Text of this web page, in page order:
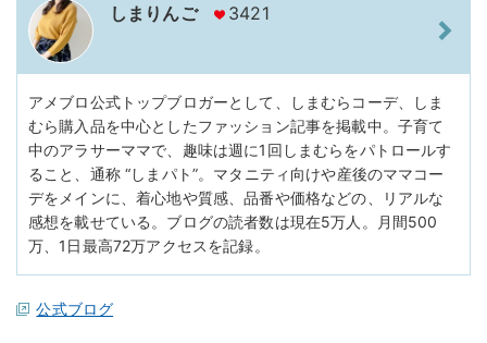
しまりんご 3421
アメブロ公式トップブロガーとして、しまむらコーデ、しま
むら購入品を中心としたファッション記事を掲載中。子育て
中のアラサーママで、趣味は週に1回しまむらをパトロールす
ること、通称 “しまパト”。マタニティ向けや産後のママコー
デをメインに、着心地や質感、品番や価格などの、リアルな
感想を載せている。ブログの読者数は現在5万人。月間500
万、1日最高72万アクセスを記録。
公式ブログ